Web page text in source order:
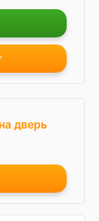
дверь